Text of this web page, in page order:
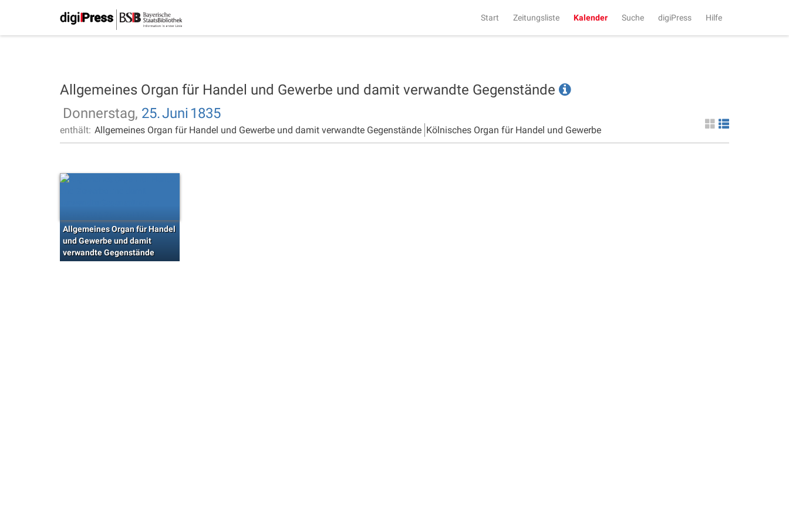
Start Zeitungsliste Kalender Suche digiPress Hilfe
Allgemeines Organ für Handel und Gewerbe und damit verwandte Gegenstände
Donnerstag, 25.Juni 1835
enthält: Allgemeines Organ für Handel und Gewerbe und damit verwandte Gegenstände Kölnisches Organ für Handel und Gewerbe
Allgemeines Organ für Handel
und Gewerbe und damit
verwandte Gegenstände